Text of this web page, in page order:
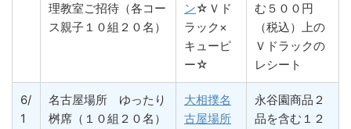
理教室ご招待（各コー
ス親子１０組２０名）
ン☆Ｖド
ラック×
キューピ
ー☆
む５００円
（税込）上の
Ｖドラックの
レシート
6/
1
名古屋場所 ゆったり
桝席（１０組２０名）
大相撲名
古屋場所
永谷園商品２
品を含む１２